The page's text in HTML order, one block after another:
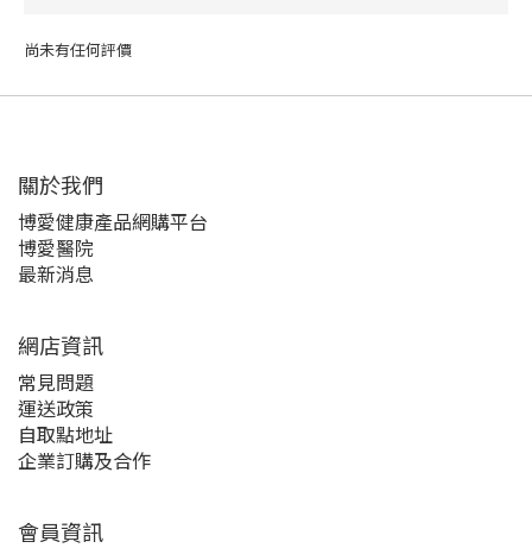
尚未有任何評價
關於我們‎
博愛健康產品網購平台
博愛醫院
最新消息
網店資訊
常見問題
運送政策
自取點地址
企業訂購及合作
會員資訊